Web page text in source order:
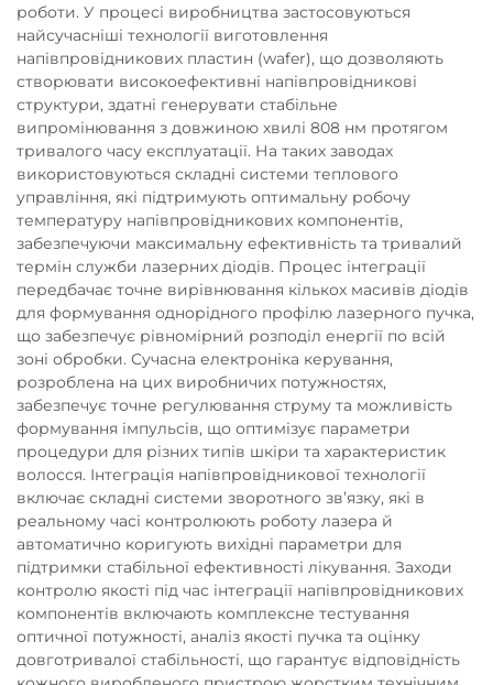
роботи. У процесі виробництва застосовуються
найсучасніші технології виготовлення
напівпровідникових пластин (wafer), що дозволяють
створювати високоефективні напівпровідникові
структури, здатні генерувати стабільне
випромінювання з довжиною хвилі 808 нм протягом
тривалого часу експлуатації. На таких заводах
використовуються складні системи теплового
управління, які підтримують оптимальну робочу
температуру напівпровідникових компонентів,
забезпечуючи максимальну ефективність та тривалий
термін служби лазерних діодів. Процес інтеграції
передбачає точне вирівнювання кількох масивів діодів
для формування однорідного профілю лазерного пучка,
що забезпечує рівномірний розподіл енергії по всій
зоні обробки. Сучасна електроніка керування,
розроблена на цих виробничих потужностях,
забезпечує точне регулювання струму та можливість
формування імпульсів, що оптимізує параметри
процедури для різних типів шкіри та характеристик
волосся. Інтеграція напівпровідникової технології
включає складні системи зворотного зв’язку, які в
реальному часі контролюють роботу лазера й
автоматично коригують вихідні параметри для
підтримки стабільної ефективності лікування. Заходи
контролю якості під час інтеграції напівпровідникових
компонентів включають комплексне тестування
оптичної потужності, аналіз якості пучка та оцінку
довготривалої стабільності, що гарантує відповідність